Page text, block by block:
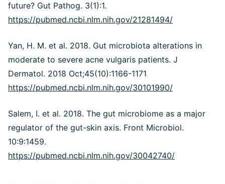
future? Gut Pathog. 3(1):1.
https://pubmed.ncbi.nlm.nih.gov/21281494/
Yan, H. M. et al. 2018. Gut microbiota alterations in
moderate to severe acne vulgaris patients. J
Dermatol. 2018 Oct;45(10):1166-1171
https://pubmed.ncbi.nlm.nih.gov/30101990/
Salem, I. et al. 2018. The gut microbiome as a major
regulator of the gut-skin axis. Front Microbiol.
10:9:1459.
https://pubmed.ncbi.nlm.nih.gov/30042740/